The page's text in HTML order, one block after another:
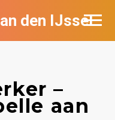
den IJssel
–
aan